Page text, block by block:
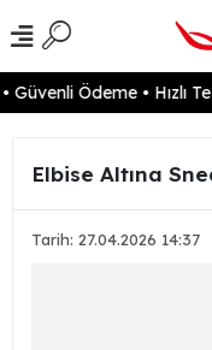
Ödeme • Hızlı
Elbise Altına
Tarih: 27.04.2026 14:37